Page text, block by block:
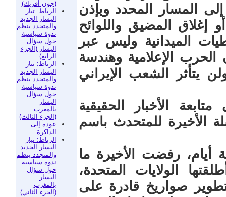
(جون أفريك)
الرباط: تيار
اليسار الجديد
والمتجدد ينظم
ندوة سياسية
حول سؤال
اليسار (الجزء
الرابع)
الرباط: تيار
اليسار الجديد
والمتجدد ينظم
ندوة سياسية
حول سؤال
اليسار
بالمغرب
(الجزء الثالث)
عودة إلى
الذاكرة
الرباط: تيار
اليسار الجديد
والمتجدد ينظم
ندوة سياسية
حول سؤال
اليسار
بالمغرب
(الجزء الثاني)
المسار المحدد وبإذن
إغلاق المضيق واللوائح
الميدانية وليس عبر
الحرب الإعلامية وهندسة
يتأثر الشعب الإيراني
الأخبار الحقيقية
الأخيرة للمتحدث باسم
أيام، رفضت الأخيرة ما
الولايات المتحدة،
صواريخ قادرة على